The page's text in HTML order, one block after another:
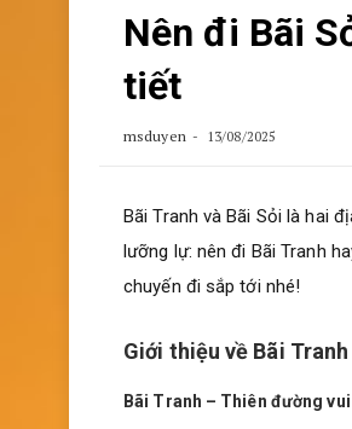
Nên đi Bãi
tiết
msduyen 13/08/2025
Bãi Tranh và Bãi Sỏi là hai
lưỡng lự: nên đi Bãi Tranh
chuyến đi sắp tới nhé!
Giới thiệu về Bãi
Bãi Tranh – Thiên đường